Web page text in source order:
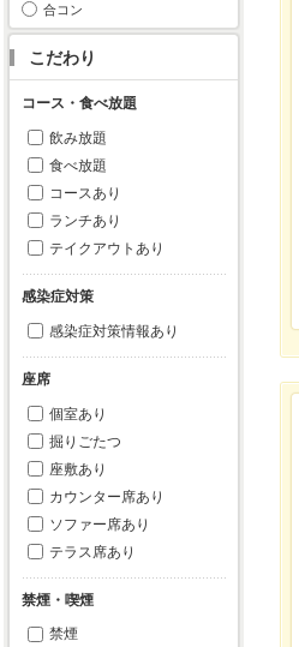
合コン
こだわり
コース・食べ放題
飲み放題
食べ放題
コースあり
ランチあり
テイクアウトあり
感染症対策
感染症対策情報あり
座席
個室あり
掘りごたつ
座敷あり
カウンター席あり
ソファー席あり
テラス席あり
禁煙・喫煙
禁煙